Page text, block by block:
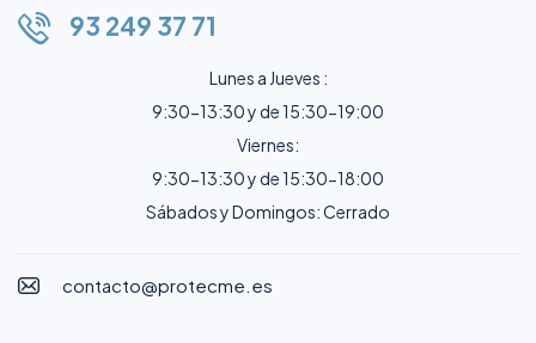
93 249 37 71
Lunes a Jueves :
9:30-13:30 y de 15:30-19:00
Viernes:
9:30-13:30 y de 15:30-18:00
Sábados y Domingos: Cerrado
contacto@protecme.es